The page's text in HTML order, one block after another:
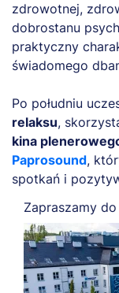
zdrowotnej,
dobrostanu
praktyczny
świadomego
Po południu
relaksu,
kina
Paprosound,
spotkań i
Zapraszamy